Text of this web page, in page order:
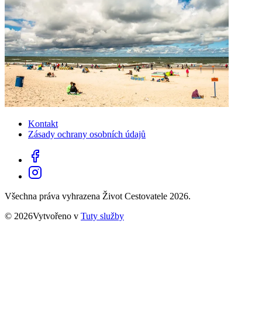
Kontakt
Zásady ochrany osobních údajů
Všechna práva vyhrazena Život Cestovatele 2026.
© 2026Vytvořeno v Tuty služby